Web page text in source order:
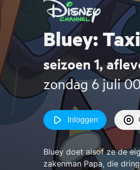
Bluey: Taxi
seizoen 1,
zondag 6 juli
Inloggen
Bluey doet alsof ze de
zakenman Papa, die